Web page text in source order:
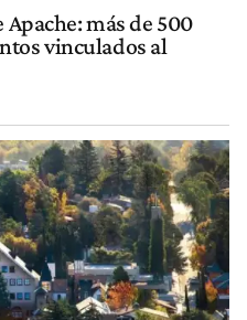
más de 500
vinculados al